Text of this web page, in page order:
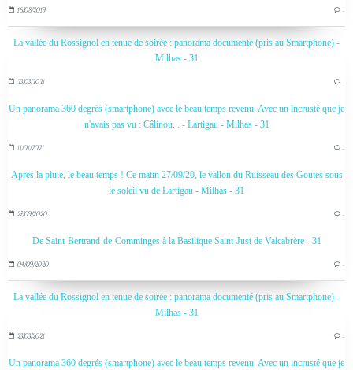
16/08/2019 …
La vallée du Rossignol en tenue de soirée : panorama documenté (pris au Smartphone) -
Milhas - 31
23/03/2021 …
Un panorama 360 degrés (smartphone) avec le beau temps revenu. Avec un incrusté que je
n'avais pas vu : Câlinou... - Lartigau - Milhas - 31
11/01/2021 …
Après la pluie, le beau temps ! Ce matin 27/09/20, le vallon du Ruisseau des Goutes sous
le soleil vu de Lartigau - Milhas - 31
27/09/2020 …
De Saint-Bertrand-de-Comminges à la Basilique Saint-Just de Valcabrère - 31
04/09/2020 …
La vallée du Rossignol en tenue de soirée : panorama documenté (pris au Smartphone) -
Milhas - 31
23/03/2021 …
Un panorama 360 degrés (smartphone) avec le beau temps revenu. Avec un incrusté que je